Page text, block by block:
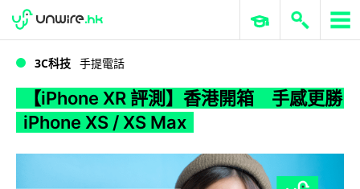
WWDC 2026 ERP 與商業 AI
3C科技 手提電話
【iPhone XR 評測】香港開箱 手感更勝
iPhone XS / XS Max